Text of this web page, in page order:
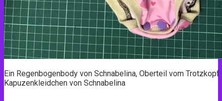
Ein Regenbogenbody von Schnabelina, Oberteil vom
Kapuzenkleidchen von Schnabelina